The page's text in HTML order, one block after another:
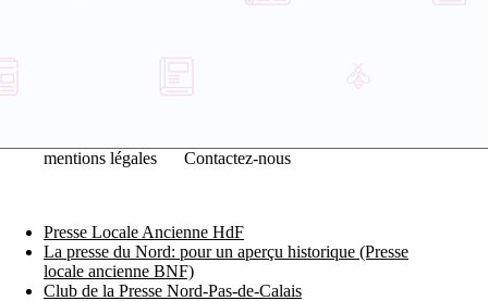
mentions légales Contactez-nous
Presse Locale Ancienne HdF
La presse du Nord: pour un aperçu historique (Presse
locale ancienne BNF)
Club de la Presse Nord-Pas-de-Calais